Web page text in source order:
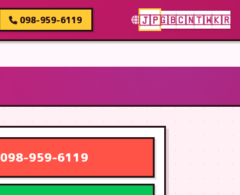
098-959-6119 🇯🇵🇬🇧🇨🇳🇹🇼🇰🇷
098-959-6119